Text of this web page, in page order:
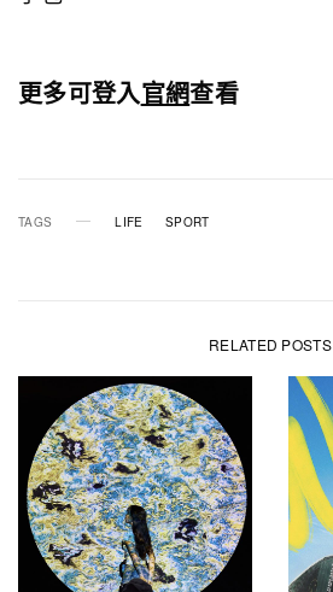
更多可登入官網查看
TAGS LIFE SPORT
RELATED POSTS